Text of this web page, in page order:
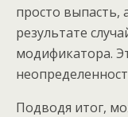
просто выпасть,
результате
модификатора.
Подводя итог,